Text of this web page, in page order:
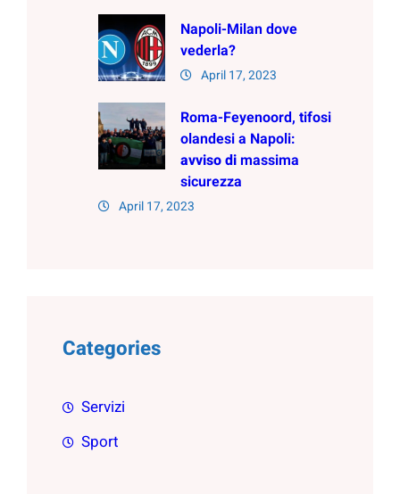
Napoli-Milan dove
vederla?
April 17, 2023
Roma-Feyenoord, tifosi
olandesi a Napoli:
avvisodimassima
sicurezza
April 17, 2023
Categories
Servizi
Sport